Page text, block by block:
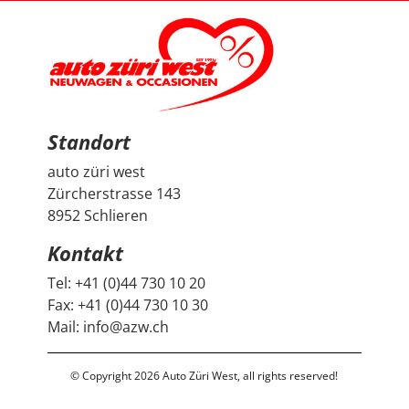
zudem, dass vor der Übergabe extra noch ein Service
durchgeführt wurde, damit wir mit dem Fahrzeug
länger Ruhe haben. Das ist nicht selbstverständlich und
hat den positiven Eindruck nochmals verstärkt. Wir
freuen uns sehr über unseren Peugeot 2008 und
bedanken uns herzlich bei Auto Züri West sowie bei
Herrn Francesco Salerno für die angenehme Beratung,
den guten Austausch und den super Deal.
Standort
auto züri west
Zürcherstrasse 143
8952 Schlieren
Kontakt
Tel:+41 (0)44 730 10 20
Fax:+41 (0)44 730 10 30
Mail: info@azw.ch
© Copyright 2026 Auto Züri West, all rights reserved!